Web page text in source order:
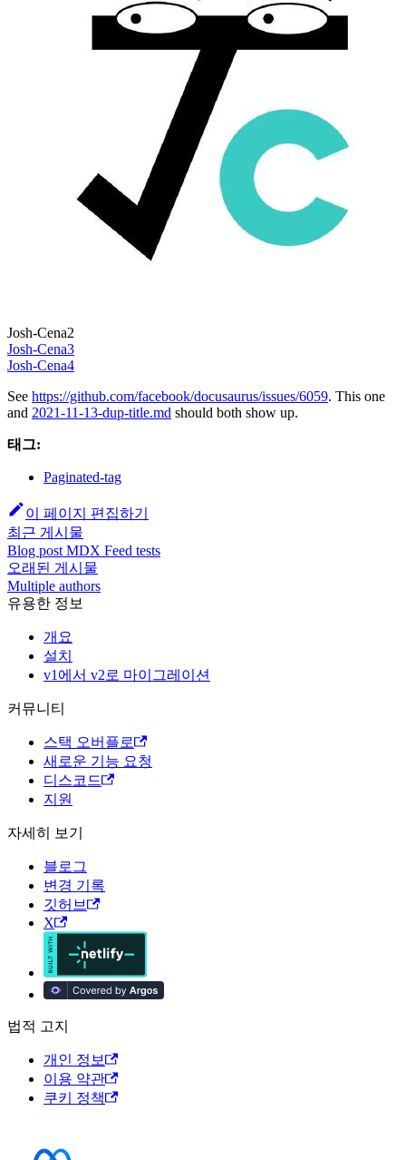
Josh-Cena2
Josh-Cena3
Josh-Cena4
See https://github.com/facebook/docusaurus/issues/6059. This one
and 2021-11-13-dup-title.md should both show up.
태그:
Paginated-tag
이 페이지 편집하기
최근 게시물
Blog post MDX Feed tests
오래된 게시물
Multiple authors
유용한 정보
개요
설치
v1에서 v2로 마이그레이션
커뮤니티
스택 오버플로
새로운 기능 요청
디스코드
지원
자세히 보기
블로그
변경 기록
깃허브
X
법적 고지
개인 정보
이용 약관
쿠키 정책